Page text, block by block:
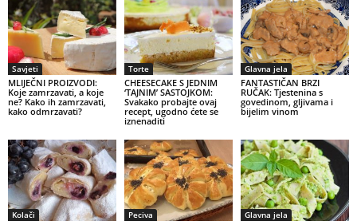
Savjeti
MLIJEČNI PROIZVODI:
Koje zamrzavati, a koje
ne? Kako ih zamrzavati,
kako odmrzavati?
Torte
CHEESECAKE S JEDNIM
‘TAJNIM’ SASTOJKOM:
Svakako probajte ovaj
recept, ugodno ćete se
iznenaditi
Glavna jela
FANTASTIČAN BRZI
RUČAK: Tjestenina s
govedinom, gljivama i
bijelim vinom
Kolači Peciva Glavna jela